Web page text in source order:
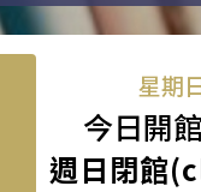
星期
今日開
週日閉館